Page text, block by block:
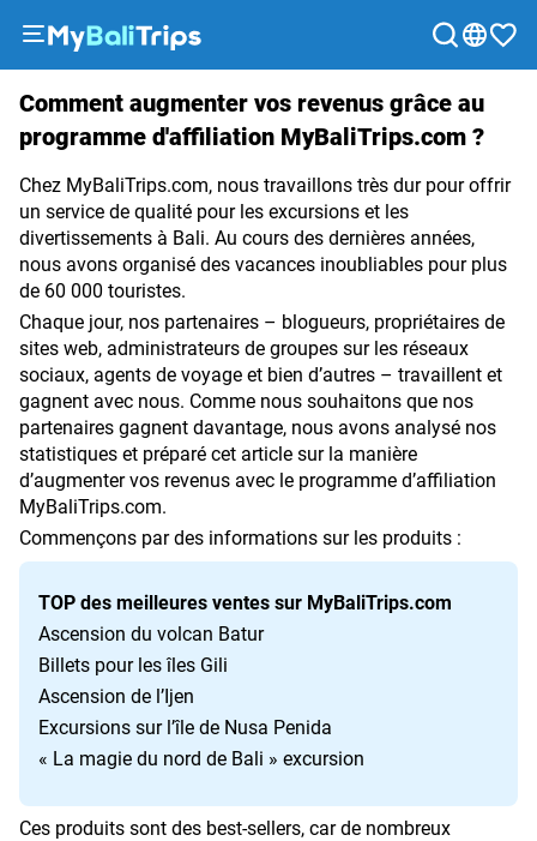
&
activités
Forfaits
Blog
À
propos
de
nous
Moyens
de
paiement
Programme
d'affiliation
Coopération
agences
de
voyage
Conditions
Comment augmenter vos revenus grâce au
programme d'affiliation MyBaliTrips.com ?
Chez MyBaliTrips.com, nous travaillons très dur pour offrir
un service de qualité pour les excursions et les
divertissements à Bali. Au cours des dernières années,
nous avons organisé des vacances inoubliables pour plus
de 60 000 touristes.
Chaque jour, nos partenaires – blogueurs, propriétaires de
sites web, administrateurs de groupes sur les réseaux
sociaux, agents de voyage et bien d’autres – travaillent et
gagnent avec nous. Comme nous souhaitons que nos
partenaires gagnent davantage, nous avons analysé nos
statistiques et préparé cet article sur la manière
d’augmenter vos revenus avec le programme d’affiliation
MyBaliTrips.com.
Commençons par des informations sur les produits :
TOP des meilleures ventes sur MyBaliTrips.com
Ascension du volcan Batur
Billets pour les îles Gili
Ascension de l’Ijen
Excursions sur l’île de Nusa Penida
« La magie du nord de Bali » excursion
Ces produits sont des best-sellers, car de nombreux